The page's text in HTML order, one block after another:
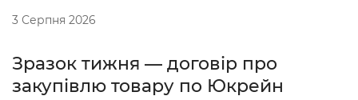
3 Серпня 2026
Зразок тижня — договір про
закупівлю товару по Юкрейн